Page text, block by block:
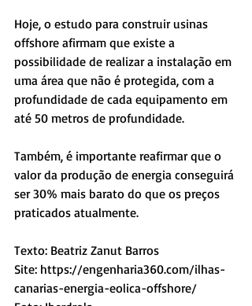
Hoje, o estudo para construir usinas
offshore afirmam que existe a
possibilidade de realizar a instalação em
uma área que não é protegida, com a
profundidade de cada equipamento em
até 50 metros de profundidade.
Também, é importante reafirmar que o
valor da produção de energia conseguirá
ser 30% mais barato do que os preços
praticados atualmente.
Texto: Beatriz Zanut Barros
Site: https://engenharia360.com/ilhas-
canarias-energia-eolica-offshore/